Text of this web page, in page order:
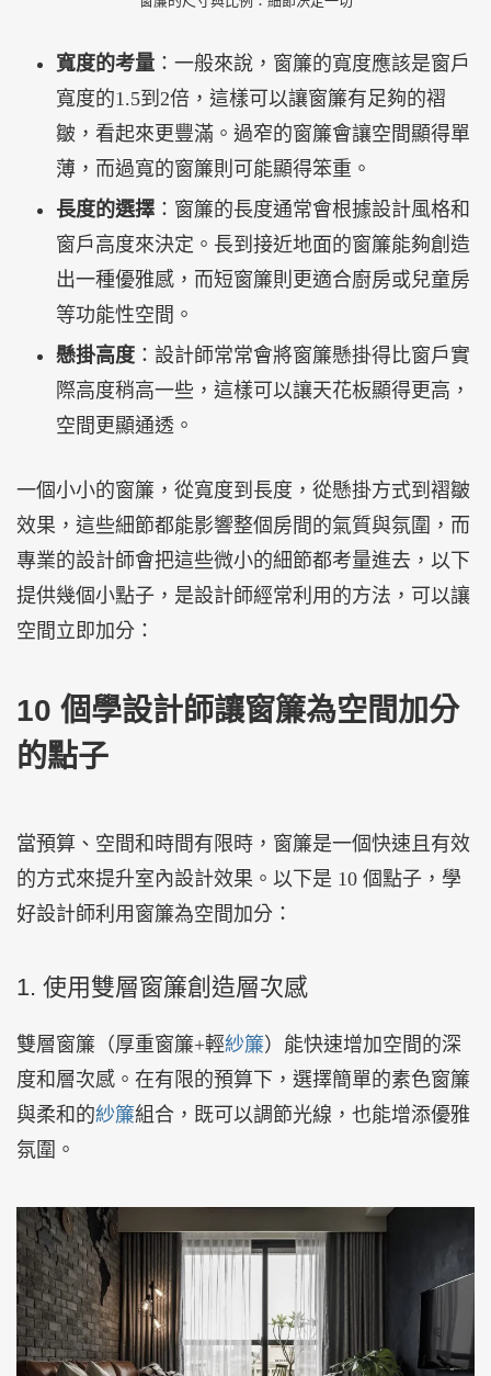
寬度的考量 ：一般來說，窗簾的寬度應該是窗戶
寬度的1.5到2倍，這樣可以讓窗簾有足夠的褶
皺，看起來更豐滿。過窄的窗簾會讓空間顯得單
薄，而過寬的窗簾則可能顯得笨重。
長度的選擇 ：窗簾的長度通常會根據設計風格和
窗戶高度來決定。長到接近地面的窗簾能夠創造
出一種優雅感，而短窗簾則更適合廚房或兒童房
等功能性空間。
懸掛高度 ：設計師常常會將窗簾懸掛得比窗戶實
際高度稍高一些，這樣可以讓天花板顯得更高，
空間更顯通透。
一個小小的窗簾，從寬度到長度，從懸掛方式到褶皺
效果，這些細節都能影響整個房間的氣質與氛圍，而
專業的設計師會把這些微小的細節都考量進去，以下
提供幾個小點子，是設計師經常利用的方法，可以讓
空間立即加分：
10 個學設計師讓窗簾為空間加分
的點子
當預算、空間和時間有限時，窗簾是一個快速且有效
的方式來提升室內設計效果。以下是 10 個點子，學
好設計師利用窗簾為空間加分：
1. 使用雙層窗簾創造層次感
雙層窗簾（厚重窗簾+輕紗簾）能快速增加空間的深
度和層次感。在有限的預算下，選擇簡單的素色窗簾
與柔和的紗簾組合，既可以調節光線，也能增添優雅
氛圍。